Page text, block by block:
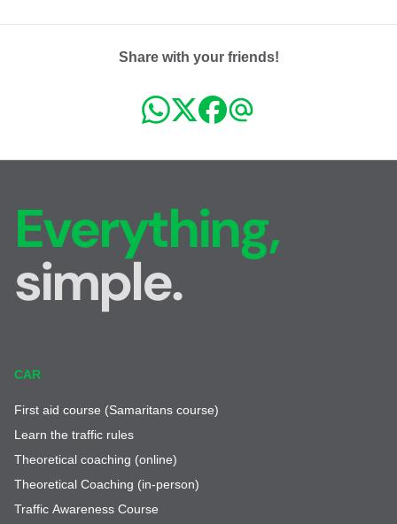
Share with your friends!
Everything,
simple.
CAR
First aid course (Samaritans course)
Learn the traffic rules
Theoretical coaching (online)
Theoretical Coaching (in-person)
Traffic Awareness Course